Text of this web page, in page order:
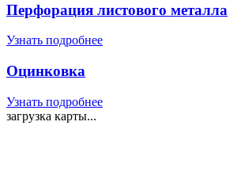
Перфорация листового металла
Узнать подробнее
Оцинковка
Узнать подробнее
загрузка карты...